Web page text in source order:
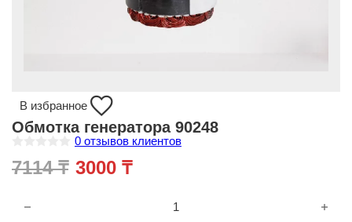
В избранное
Обмотка генератора 90248
ц
е
0 отзывов клиентов
7114₸ Первоначальная цена
3000 ₸Текущая цена: 3000 ₸.
Количество товара Обмотка генератора 90248